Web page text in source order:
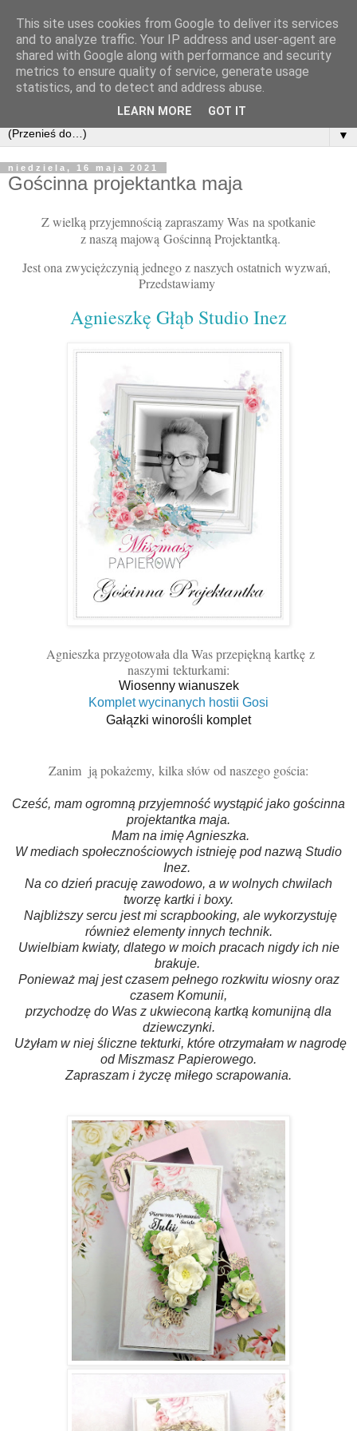
▼
niedziela, 16 maja 2021
Gościnna projektantka maja
Z wielką przyjemnością zapraszamy Was na spotkanie
z naszą majową Gościnną Projektantką.
Jest ona zwyciężczynią jednego z naszych ostatnich wyzwań,
Przedstawiamy
Agnieszkę Głąb Studio Inez
Agnieszka przygotowała dla Was przepiękną kartkę z
naszymi tekturkami:
Wiosenny wianuszek
Komplet wycinanych hostii Gosi
Gałązki winorośli komplet
Zanim ją pokażemy, kilka słów od naszego gościa:
Cześć, mam ogromną przyjemność wystąpić jako gościnna
projektantka maja.
Mam na imię Agnieszka.
W mediach społecznościowych istnieję pod nazwą Studio
Inez.
Na co dzień pracuję zawodowo, a w wolnych chwilach
tworzę kartki i boxy.
Najbliższy sercu jest mi scrapbooking, ale wykorzystuję
również elementy innych technik.
Uwielbiam kwiaty, dlatego w moich pracach nigdy ich nie
brakuje.
Ponieważ maj jest czasem pełnego rozkwitu wiosny oraz
czasem Komunii,
przychodzę do Was z ukwieconą kartką komunijną dla
dziewczynki.
Użyłam w niej śliczne tekturki, które otrzymałam w nagrodę
od Miszmasz Papierowego.
Zapraszam i życzę miłego scrapowania.
This site uses cookies from Google to deliver its services
and to analyze traffic. Your IP address and user-agent are
shared with Google along with performance and security
metrics to ensure quality of service, generate usage
statistics, and to detect and address abuse.
LEARN MORE GOT IT